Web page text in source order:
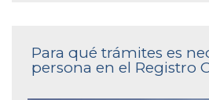
Para qué trámites es
persona en el Registro